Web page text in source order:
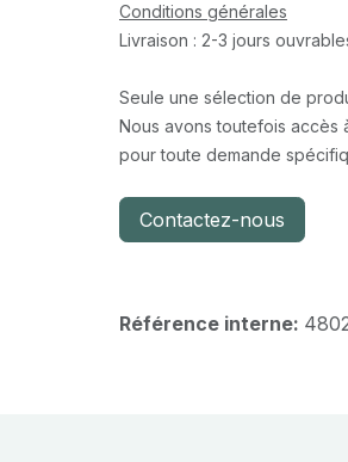
Conditions générales
Livraison : 2-3 jours
Seule une sélection de
Nous avons toutefois accès
pour toute demande
Contactez-nous
Référence interne: